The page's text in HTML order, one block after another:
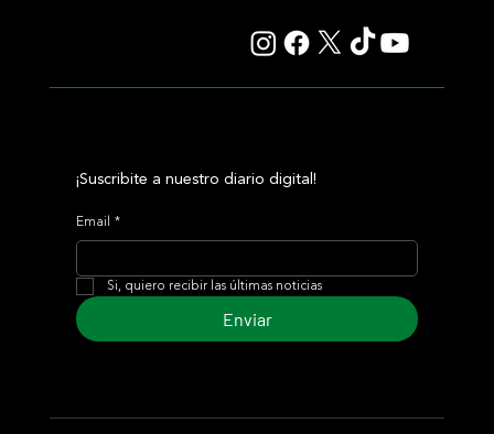
¡Suscribite a nuestro diario digital!
Email *
Si, quiero recibir las últimas noticias
Enviar